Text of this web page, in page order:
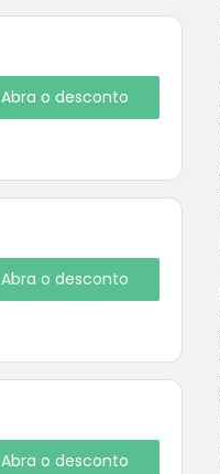
Abra o desconto
Abra o desconto
Abra o desconto